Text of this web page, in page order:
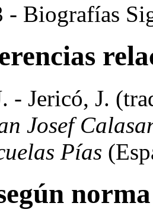
- Biografías
- Jericó, J.
Josef
Pías